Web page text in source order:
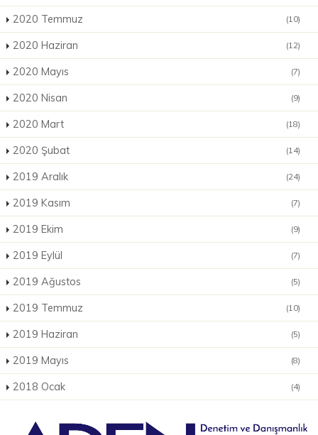
2020 Temmuz (10)
2020 Haziran (12)
2020 Mayıs (7)
2020 Nisan (9)
2020 Mart (18)
2020 Şubat (14)
2019 Aralık (24)
2019 Kasım (7)
2019 Ekim (9)
2019 Eylül (7)
2019 Ağustos (5)
2019 Temmuz (10)
2019 Haziran (5)
2019 Mayıs (8)
2018 Ocak (4)